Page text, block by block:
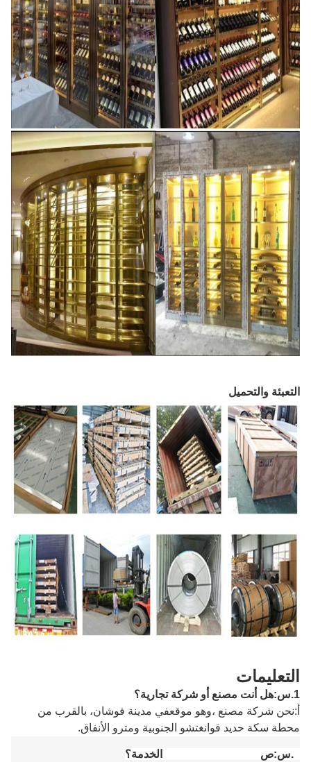
التعبئة والتحميل
التعليمات
1. س :هل أنت مصنع أو شركة تجارية؟
نحن شركة مصنع ، وهو موقعفي مدينة فوشان، بالقرب من
محطة سكة حديد قوانغتشو الجنوبية ومترو الأنفاق.
س:ص rovide OEM / ODM الخدمة؟